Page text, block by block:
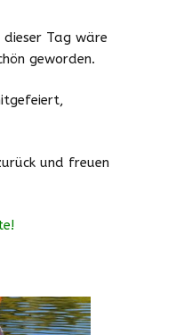
Tag wäre
geworden.
und freuen